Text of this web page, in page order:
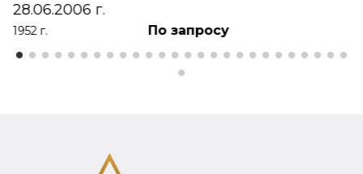
28.06.2006 г.
1952 г. По запросу